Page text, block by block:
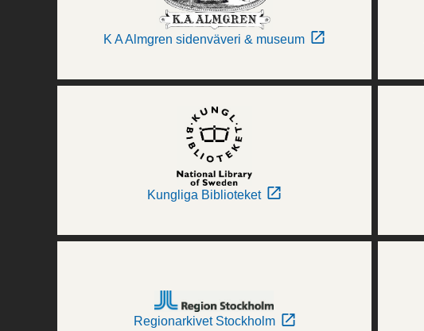
K A Almgren sidenväveri & museum
Kungliga Biblioteket
Regionarkivet Stockholm